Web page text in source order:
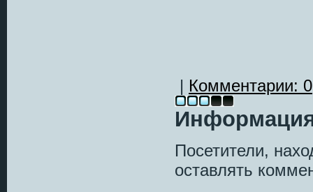
| Комментарии: 0
Посетители,
оставлять